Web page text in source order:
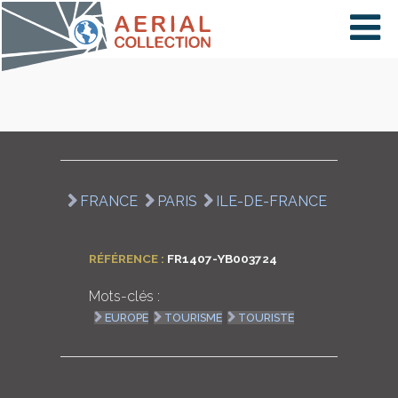
×
COLLECTIONS
FRANCE PARIS ILE-DE-FRANCE
RÉFÉRENCE : FR1407-YB003724
Mots-clés :
EUROPE TOURISME TOURISTE